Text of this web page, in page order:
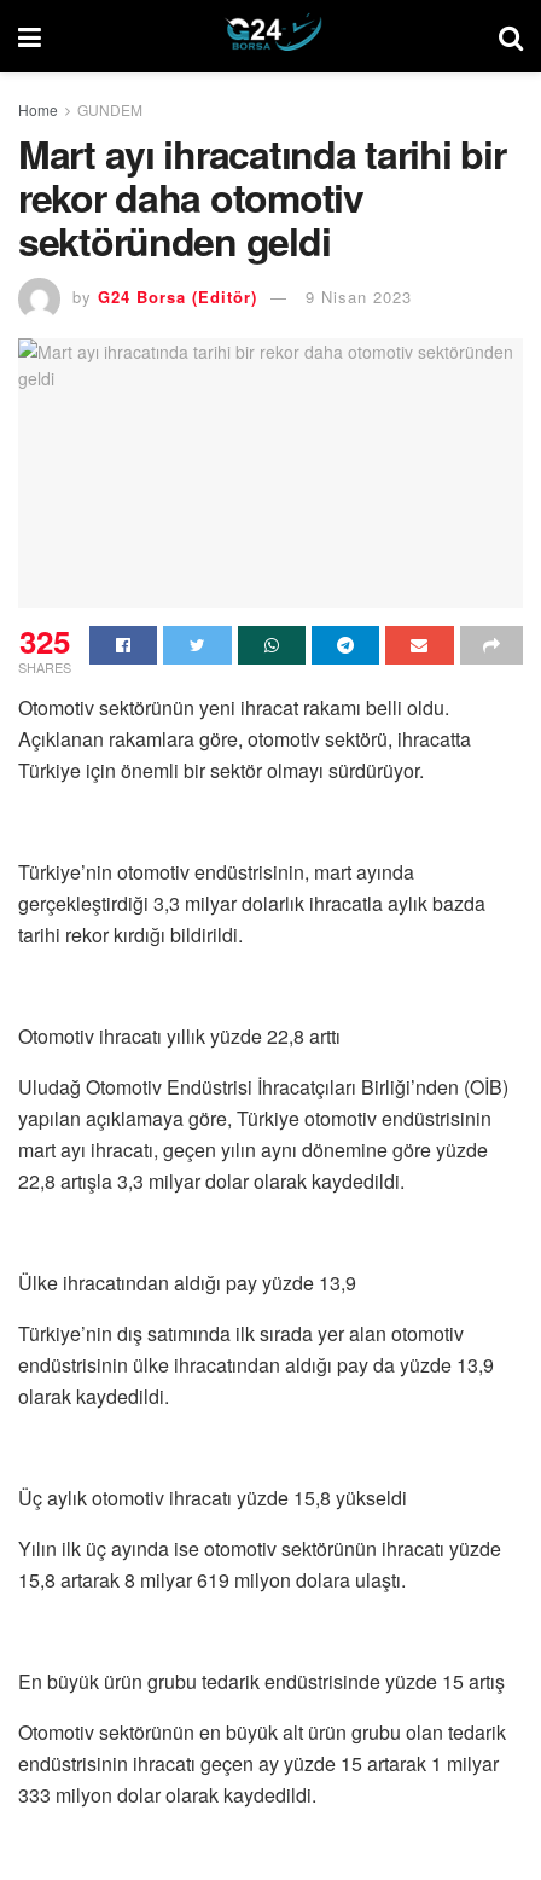
Home GUNDEM
Mart ayı ihracatında tarihi bir
rekor daha otomotiv
sektöründen geldi
by G24 Borsa (Editör) 9 Nisan 2023
325
SHARES
Otomotiv sektörünün yeni ihracat rakamı belli oldu.
Açıklanan rakamlara göre, otomotiv sektörü, ihracatta
Türkiye için önemli bir sektör olmayı sürdürüyor.
Türkiye’nin otomotiv endüstrisinin, mart ayında
gerçekleştirdiği 3,3 milyar dolarlık ihracatla aylık bazda
tarihi rekor kırdığı bildirildi.
Otomotiv ihracatı yıllık yüzde 22,8 arttı
Uludağ Otomotiv Endüstrisi İhracatçıları Birliği’nden (OİB)
yapılan açıklamaya göre, Türkiye otomotiv endüstrisinin
mart ayı ihracatı, geçen yılın aynı dönemine göre yüzde
22,8 artışla 3,3 milyar dolar olarak kaydedildi.
Ülke ihracatından aldığı pay yüzde 13,9
Türkiye’nin dış satımında ilk sırada yer alan otomotiv
endüstrisinin ülke ihracatından aldığı pay da yüzde 13,9
olarak kaydedildi.
Üç aylık otomotiv ihracatı yüzde 15,8 yükseldi
Yılın ilk üç ayında ise otomotiv sektörünün ihracatı yüzde
15,8 artarak 8 milyar 619 milyon dolara ulaştı.
En büyük ürün grubu tedarik endüstrisinde yüzde 15 artış
Otomotiv sektörünün en büyük alt ürün grubu olan tedarik
endüstrisinin ihracatı geçen ay yüzde 15 artarak 1 milyar
333 milyon dolar olarak kaydedildi.